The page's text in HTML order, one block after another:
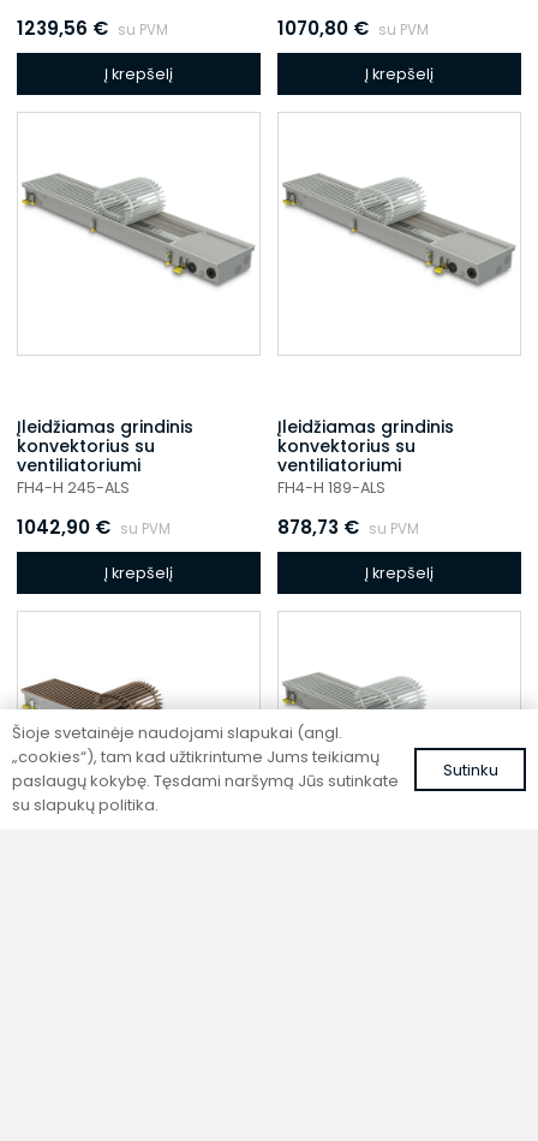
1239,56 € su PVM
Į krepšelį
1070,80 € su PVM
Į krepšelį
Įleidžiamas grindinis
konvektorius su
ventiliatoriumi
FH4-H 245-ALS
1042,90 € su PVM
Į krepšelį
Įleidžiamas grindinis
konvektorius su
ventiliatoriumi
FH4-H 189-ALS
878,73 € su PVM
Į krepšelį
Šioje svetainėje naudojami slapukai (angl.
„cookies“), tam kad užtikrintume Jums teikiamų
paslaugų kokybę. Tęsdami naršymą Jūs sutinkate
su slapukų politika.
Sutinku